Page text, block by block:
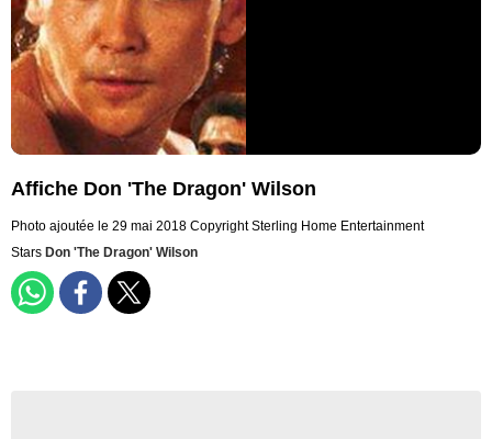
Affiche Don 'The Dragon' Wilson
Photo ajoutée le 29 mai 2018 Copyright Sterling Home Entertainment
Stars Don 'The Dragon' Wilson